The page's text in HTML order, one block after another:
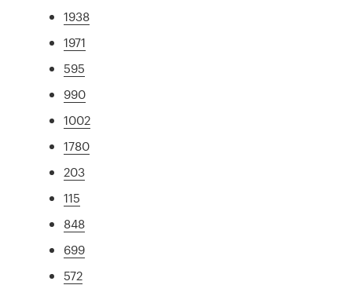
1938
1971
595
990
1002
1780
203
115
848
699
572